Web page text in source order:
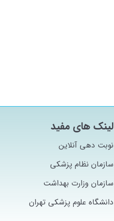
لینک های مفید
نوبت دهی آنلاین
سازمان نظام پزشکی
سازمان وزارت بهداشت
دانشگاه علوم پزشکی تهران